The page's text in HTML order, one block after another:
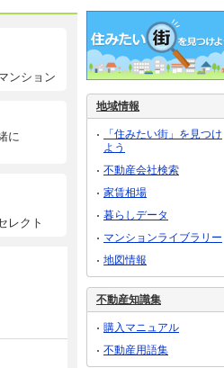
ンション
に
レクト
地域情報
「住みたい街」を見つけ
よう
不動産会社検索
家賃相場
暮らしデータ
マンションライブラリー
地図情報
不動産知識集
購入マニュアル
不動産用語集